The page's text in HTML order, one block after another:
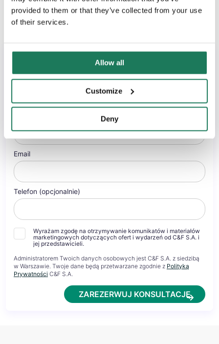
provided to them or that they’ve collected from your use
of their services.
Allow all
Customize
Deny
doskonalenie procesów biznesowych.
Zobacz wszystkie artykuły tego autora
Wypełnij formularz
Wybierz temat:
Email
Telefon (opcjonalnie)
Wyrażam zgodę na otrzymywanie komunikatów i materiałów
marketingowych dotyczących ofert i wydarzeń od C&F S.A. i
jej przedstawicieli.
Administratorem Twoich danych osobowych jest C&F S.A. z siedzibą
w Warszawie. Twoje dane będą przetwarzane zgodnie z Polityką
Prywatności C&F S.A.
ZAREZERWUJ KONSULTACJĘ